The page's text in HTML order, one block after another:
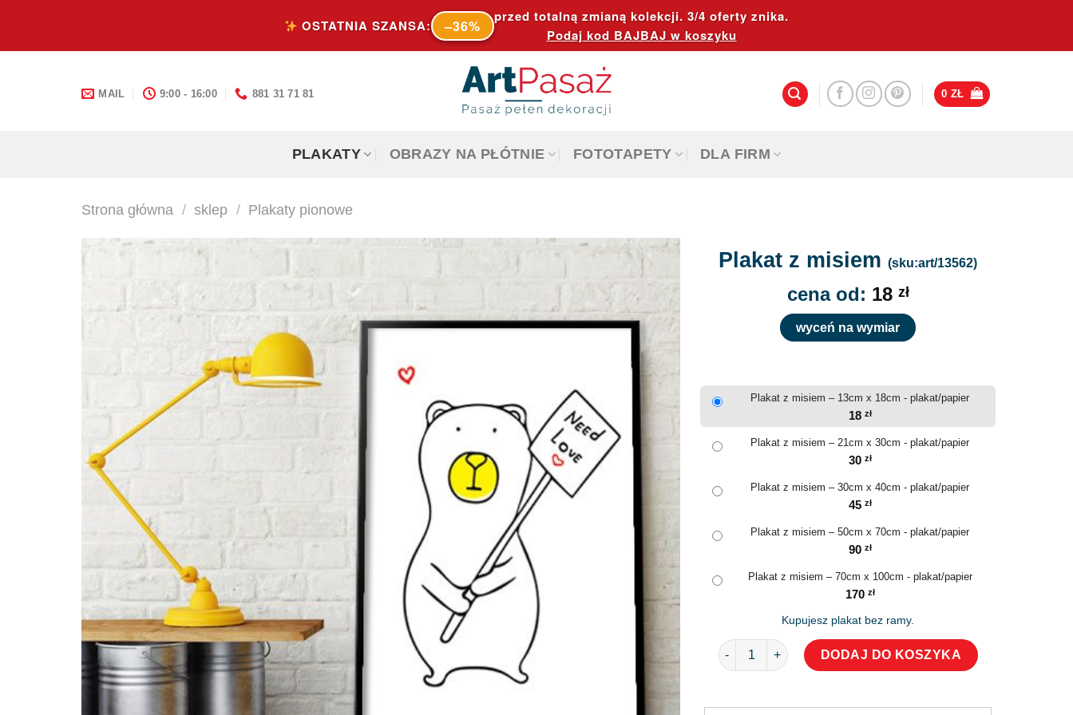
content
OSTATNIA SZANSA: –36%
przed totalną zmianą kolekcji. 3/4 oferty znika.
Podaj kod BAJBAJ w koszyku
MAIL 9:00 - 16:00 881 31 71 81 0 ZŁ
PLAKATY OBRAZY NA PŁÓTNIE FOTOTAPETY DLA FIRM
Strona główna / sklep / Plakaty pionowe
Plakat z misiem (sku:art/13562)
cena od: 18 zł
wyceń na wymiar
Plakat z misiem – 13cm x 18cm - plakat/papier
18 zł
Plakat z misiem – 21cm x 30cm - plakat/papier
30 zł
Plakat z misiem – 30cm x 40cm - plakat/papier
45 zł
Plakat z misiem – 50cm x 70cm - plakat/papier
90 zł
Plakat z misiem – 70cm x 100cm - plakat/papier
170 zł
Kupujesz plakat bez ramy.
ilość Plakat z misiem
DODAJ DO KOSZYKA